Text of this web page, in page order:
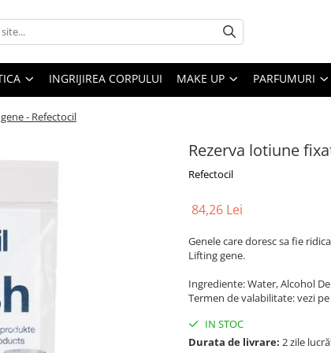
INGRIJIREA CORPULUI MAKE UP PARFUMURI
- Refectocil
Rezerva lotiune
Refectocil
84,26 Lei
Genele care doresc sa fie
Lifting gene.
Ingrediente: Water, Alcohol
Termen de valabilitate: vezi
IN STOC
Durata de livrare: 2 zile